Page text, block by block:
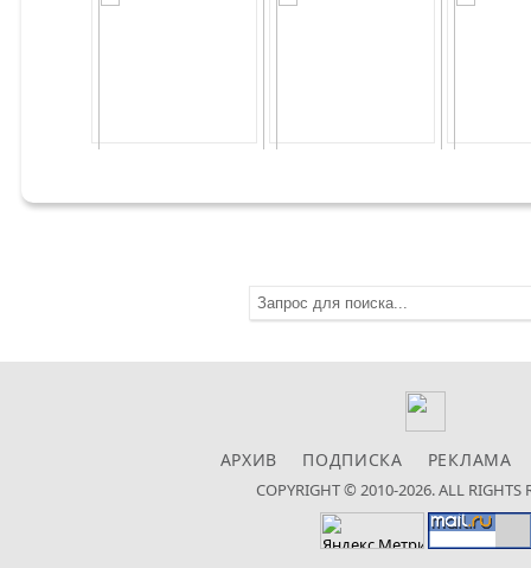
АРХИВ ПОДПИСКА РЕКЛАМА
COPYRIGHT © 2010-2026. ALL RIGHTS